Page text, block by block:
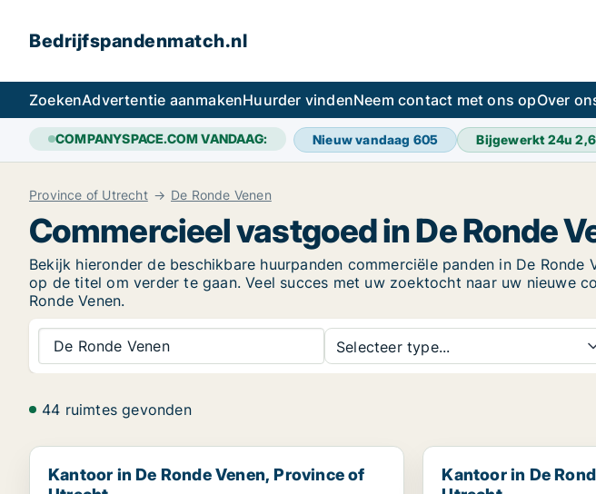
Bedrijfspandenmatch.nl
ZoekenAdvertentie aanmakenHuurder vindenNeem contact met ons opOver
COMPANYSPACE.COM VANDAAG: Nieuw vandaag 605 Bijgewerkt 24u
Province of Utrecht De Ronde Venen
Commercieel vastgoed in De Ronde
Bekijk hieronder de beschikbare huurpanden commerciële panden in De
op de titel om verder te gaan. Veel succes met uw zoektocht naar uw nieuwe
Ronde Venen.
De Ronde Venen Selecteer type...
44 ruimtes gevonden
Kantoor in De Ronde Venen, Province of Utrecht
Kantoor in De Ronde Venen, Province of
Kantoor in De Ronde
Kantoor in De